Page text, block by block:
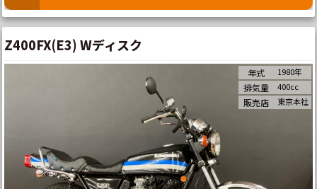
Z400FX(E3) Wディスク
年式 1980年
排気量 400cc
販売店 東京本社